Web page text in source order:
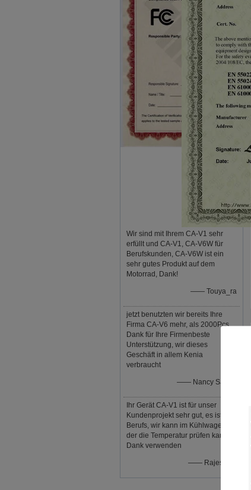
Wir sind mit Ihrem CA-V1 sehr
erfüllt und CA-V1, CA-V6W für
Berufskunden, CA-V6W ist ein
sehr gutes Produkt auf dem
Motorrad, Dank!
—— Touya_ra
jetzt benutzten wir bereits Ihre
Firma CA-V6 mehr, als 2000Pcs,
Dank für Ihre Firmenbeste
Unterstützung, wir dieses
Geschäft in allem Kenia
verbraucht
—— Nancy Saruni
Ihr Gerät CA-V1 ist für unser
Kundenprojekt sehr gut, es ist so
Berufs, wir kann im Kühlwagen,
der die Temperatur prüfen kann,
Dank verwenden
—— Rajesmay